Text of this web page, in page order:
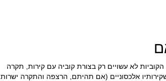
לא עשויים רק בצורת קוביה עם קירות, תקרה
אלכסוניים (אם תהיתם, הרצפה והתקרה ישרות